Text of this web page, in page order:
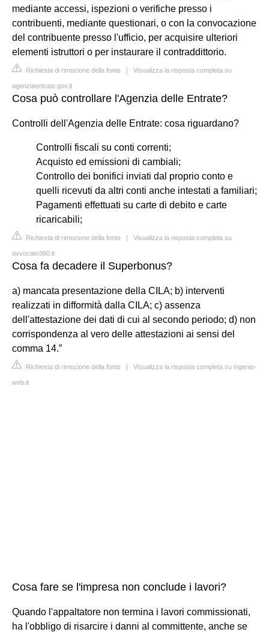
mediante accessi, ispezioni o verifiche presso i
contribuenti, mediante questionari, o con la convocazione
del contribuente presso l'ufficio, per acquisire ulteriori
elementi istruttori o per instaurare il contraddittorio.
Richiesta di rimozione della fonte | Visualizza la risposta completa su
agenziaentrate.gov.it
Cosa può controllare l'Agenzia delle Entrate?
Controlli dell'Agenzia delle Entrate: cosa riguardano?
Controlli fiscali su conti correnti;
Acquisto ed emissioni di cambiali;
Controllo dei bonifici inviati dal proprio conto e
quelli ricevuti da altri conti anche intestati a familiari;
Pagamenti effettuati su carte di debito e carte
ricaricabili;
Richiesta di rimozione della fonte | Visualizza la risposta completa su
avvocato360.it
Cosa fa decadere il Superbonus?
a) mancata presentazione della CILA; b) interventi
realizzati in difformità dalla CILA; c) assenza
dell'attestazione dei dati di cui al secondo periodo; d) non
corrispondenza al vero delle attestazioni ai sensi del
comma 14.”
Richiesta di rimozione della fonte | Visualizza la risposta completa su ingenio-
web.it
Cosa fare se l'impresa non conclude i lavori?
Quando l'appaltatore non termina i lavori commissionati,
ha l'obbligo di risarcire i danni al committente, anche se